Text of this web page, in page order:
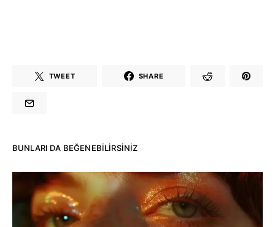
TWEET SHARE
BUNLARI DA BEĞENEBILIRSINIZ